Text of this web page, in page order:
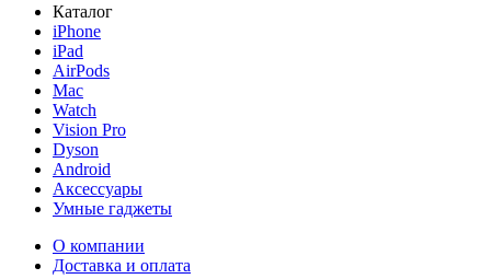
Каталог
iPhone
iPad
AirPods
Mac
Watch
Vision Pro
Dyson
Android
Аксессуары
Умные гаджеты
О компании
Доставка и оплата